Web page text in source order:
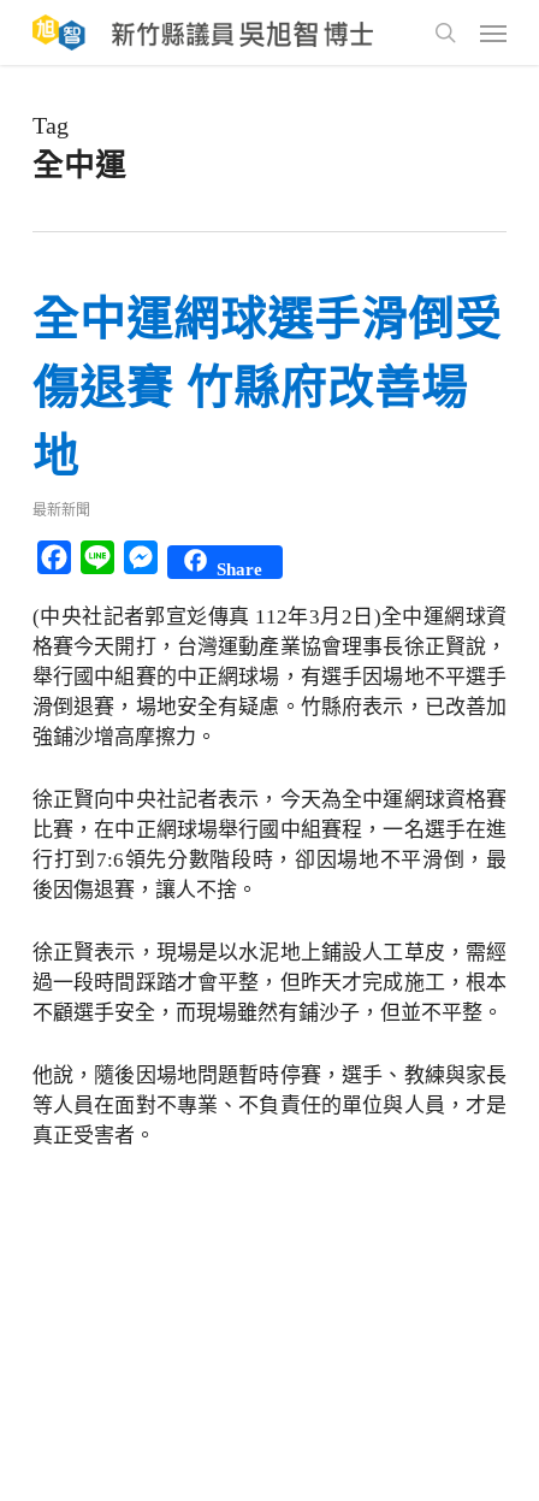
main
Menu
Tag
全中運
全中運網球選手滑倒受
傷退賽 竹縣府改善場
地
最新新聞
Facebook
Line Messenger
Share
(中央社記者郭宣彣傳真 112年3月2日)全中運網球資
格賽今天開打，台灣運動產業協會理事長徐正賢說，
舉行國中組賽的中正網球場，有選手因場地不平選手
滑倒退賽，場地安全有疑慮。竹縣府表示，已改善加
強鋪沙增高摩擦力。
徐正賢向中央社記者表示，今天為全中運網球資格賽
比賽，在中正網球場舉行國中組賽程，一名選手在進
行打到7:6領先分數階段時，卻因場地不平滑倒，最
後因傷退賽，讓人不捨。
徐正賢表示，現場是以水泥地上鋪設人工草皮，需經
過一段時間踩踏才會平整，但昨天才完成施工，根本
不顧選手安全，而現場雖然有鋪沙子，但並不平整。
他說，隨後因場地問題暫時停賽，選手、教練與家長
等人員在面對不專業、不負責任的單位與人員，才是
真正受害者。